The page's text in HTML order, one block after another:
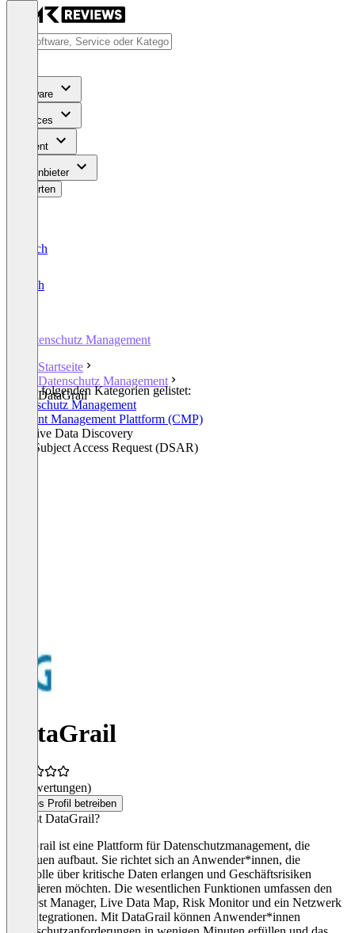
Software
Services
Content
Für Anbieter
Bewerten
Deutsch
English
Datenschutz Management
Startseite
Datenschutz Management
DataGrail
In den folgenden Kategorien gelistet:
Datenschutz Management
Consent Management Plattform (CMP)
Sensitive Data Discovery
Data Subject Access Request (DSAR)
DataGrail
(0 Bewertungen)
Dieses Profil betreiben
Was ist DataGrail?
DataGrail ist eine Plattform für Datenschutzmanagement, die
Vertrauen aufbaut. Sie richtet sich an Anwender*innen, die
Kontrolle über kritische Daten erlangen und Geschäftsrisiken
eliminieren möchten. Die wesentlichen Funktionen umfassen den
Request Manager, Live Data Map, Risk Monitor und ein Netzwerk
von Integrationen. Mit DataGrail können Anwender*innen